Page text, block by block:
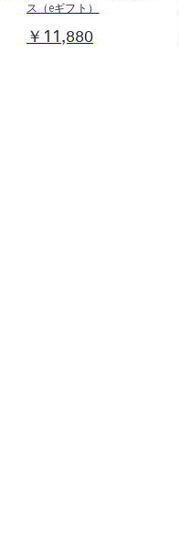
ス（eギフト）
￥11,880